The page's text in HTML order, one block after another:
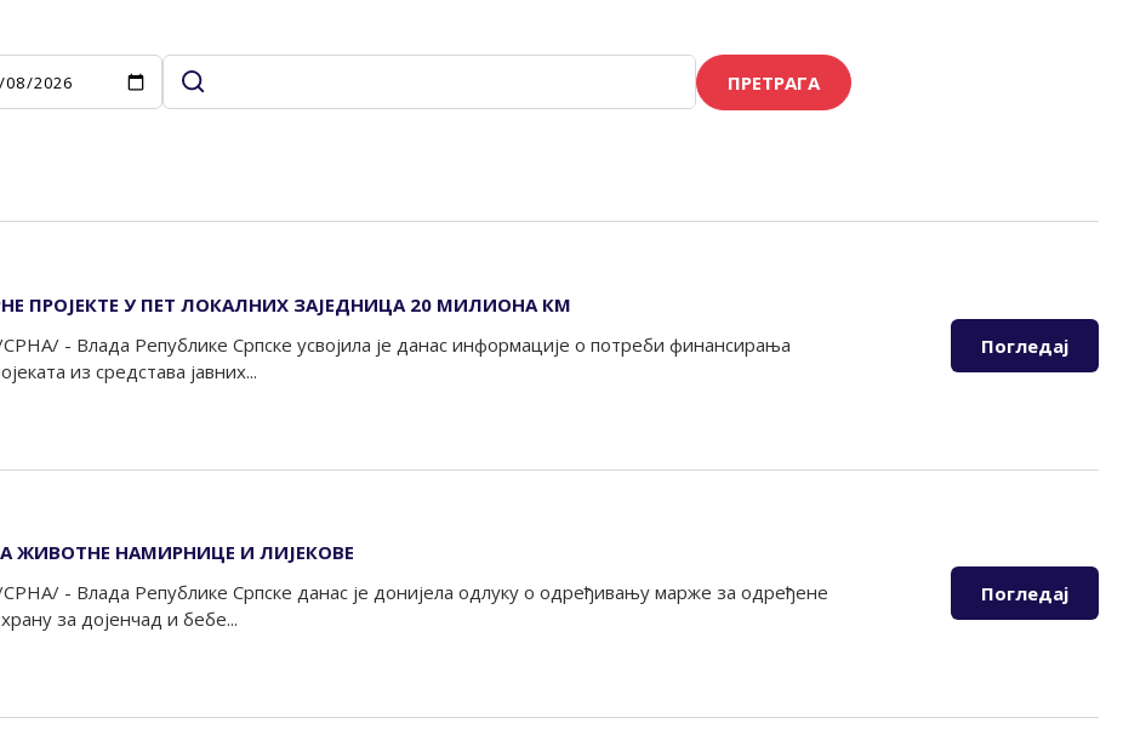
ПРЕТРАГА
ПРОЈЕКТЕ У ПЕТ ЛОКАЛНИХ ЗАЈЕДНИЦА 20 МИЛИОНА КМ
- Влада Републике Српске усвојила је данас информације о потреби финансирања
из средстава јавних...
Погледај
ЖИВОТНЕ НАМИРНИЦЕ И ЛИЈЕКОВЕ
- Влада Републике Српске данас је донијела одлуку о одређивању марже за одређене
за дојенчад и бебе...
Погледај